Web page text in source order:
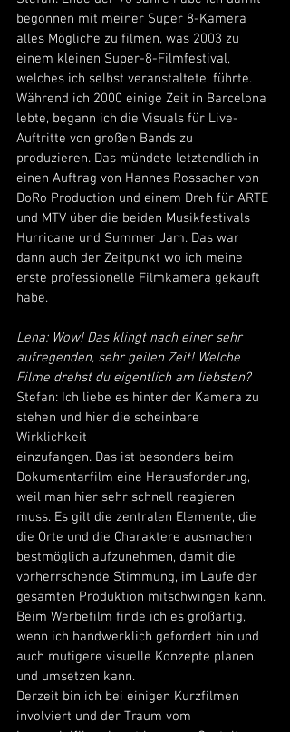
begonnen mit meiner Super 8-Kamera
alles Mögliche zu filmen, was 2003 zu
einem kleinen Super-8-Filmfestival,
welches ich selbst veranstaltete, führte.
Während ich 2000 einige Zeit in Barcelona
lebte, begann ich die Visuals für Live-
Auftritte von großen Bands zu
produzieren. Das mündete letztendlich in
einen Auftrag von Hannes Rossacher von
DoRo Production und einem Dreh für ARTE
und MTV über die beiden Musikfestivals
Hurricane und Summer Jam. Das war
dann auch der Zeitpunkt wo ich meine
erste professionelle Filmkamera gekauft
habe.
Lena: Wow! Das klingt nach einer sehr
aufregenden, sehr geilen Zeit! Welche
Filme drehst du eigentlich am liebsten?
Stefan: Ich liebe es hinter der Kamera zu
stehen und hier die scheinbare
Wirklichkeit
einzufangen. Das ist besonders beim
Dokumentarfilm eine Herausforderung,
weil man hier sehr schnell reagieren
muss. Es gilt die zentralen Elemente, die
die Orte und die Charaktere ausmachen
bestmöglich aufzunehmen, damit die
vorherrschende Stimmung, im Laufe der
gesamten Produktion mitschwingen kann.
Beim Werbefilm finde ich es großartig,
wenn ich handwerklich gefordert bin und
auch mutigere visuelle Konzepte planen
und umsetzen kann.
Derzeit bin ich bei einigen Kurzfilmen
involviert und der Traum vom